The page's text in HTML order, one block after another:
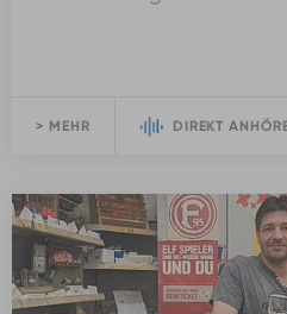
> MEHR DIREKT